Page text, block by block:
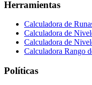
Herramientas
Calculadora de
Calculadora de
Calculadora de
Calculadora Rango
Políticas